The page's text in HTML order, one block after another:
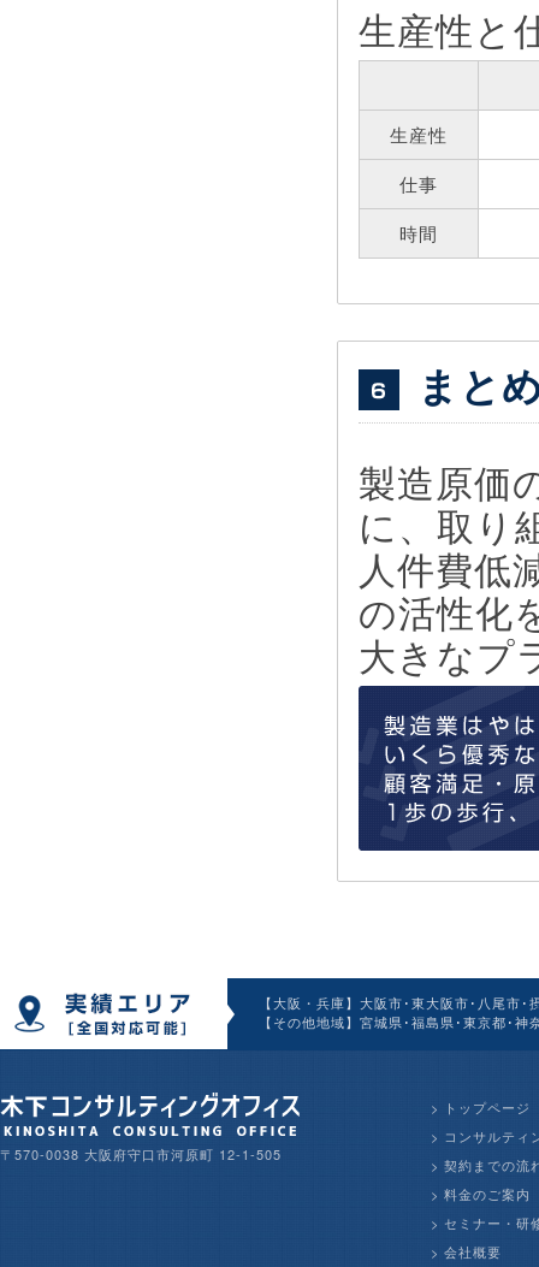
生産性と
生産性
仕事
時間
まと
製造原価
に、取り
人件費低
の活性化
大きなプ
【大阪・兵庫】大阪市･東大阪市･八尾市
【その他地域】宮城県･福島県･東京都･
〒570-0038 大阪府守口市河原町 12-1-505
>
トップページ
> コンサルティ
> 契約までの流
> 料金のご案内
> セミナー・研
> 会社概要